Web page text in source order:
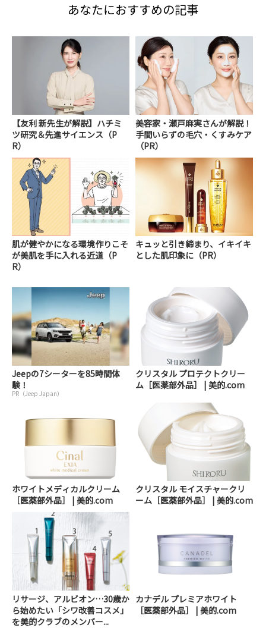
あなたにおすすめの記事
【友利 新先生が解説】ハチミ
ツ研究＆先進サイエンス（P
R）
美容家・瀬戸麻実さんが解説！
手間いらずの毛穴・くすみケア
（PR）
肌が健やかになる環境作りこそ
が美肌を手に入れる近道（P
R）
キュッと引き締まり、イキイキ
とした肌印象に（PR）
Jeepの7シーターを85時間体
験！
PR（Jeep Japan）
クリスタル プロテクトクリー
ム［医薬部外品］ | 美的.com
ホワイトメディカルクリーム
［医薬部外品］ | 美的.com
クリスタル モイスチャークリ
ーム［医薬部外品］ | 美的.com
リサージ、アルビオン…30歳か
ら始めたい「シワ改善コスメ」
を美的クラブのメンバー...
カナデル プレミアホワイト
［医薬部外品］ | 美的.com